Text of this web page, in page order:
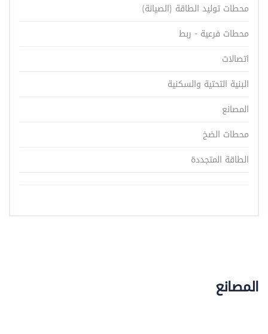
محطات توليد الطاقة (الصيانة)
محطات فرعية - ربط
اتصالات
البنية التحتية والسكنية
المصانع
محطات الضخ
الطاقة المتجددة
المصانع